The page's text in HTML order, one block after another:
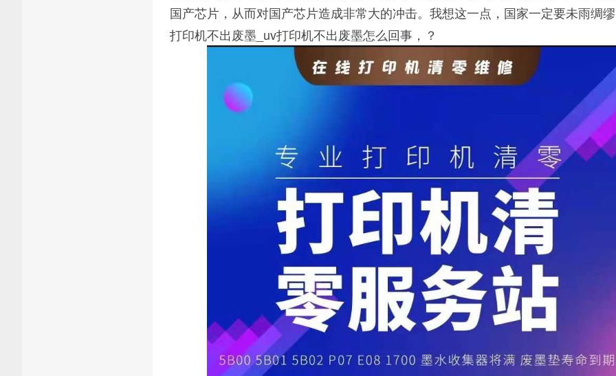
国产芯片，从而对国产芯片造成非常大的冲击。我想这一点，国家一定要未雨绸
打印机不出废墨_uv打印机不出废墨怎么回事，？